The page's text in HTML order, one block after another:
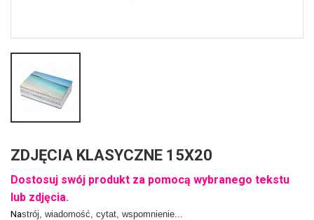
ZDJĘCIA KLASYCZNE 15X20
Dostosuj swój produkt za pomocą wybranego tekstu
lub zdjęcia.
Nastrój, wiadomość, cytat, wspomnienie...